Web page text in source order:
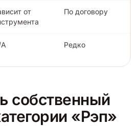
от
По договору
Редко
собственный
«Рэп»